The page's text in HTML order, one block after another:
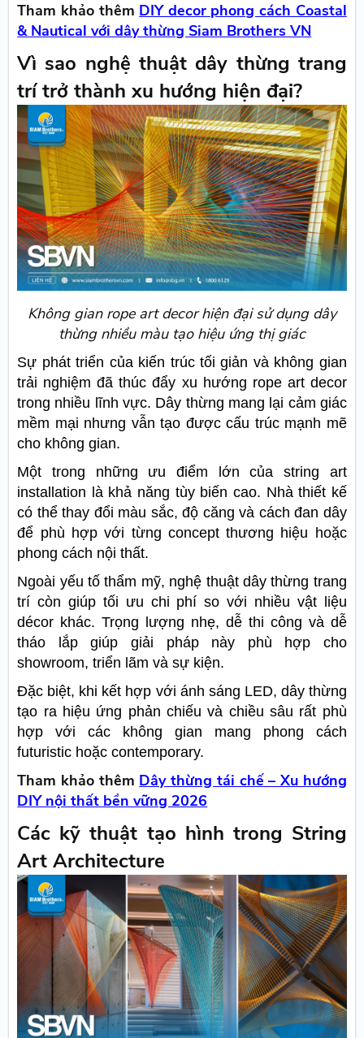
Tham khảo thêm DIY decor phong cách Coastal
& Nautical với dây thừng Siam Brothers VN
Vì sao nghệ thuật dây thừng trang
trí trở thành xu hướng hiện đại?
Không gian rope art decor hiện đại sử dụng dây
thừng nhiều màu tạo hiệu ứng thị giác
Sự phát triển của kiến trúc tối giản và không gian
trải nghiệm đã thúc đẩy xu hướng rope art decor
trong nhiều lĩnh vực. Dây thừng mang lại cảm giác
mềm mại nhưng vẫn tạo được cấu trúc mạnh mẽ
cho không gian.
Một trong những ưu điểm lớn của string art
installation là khả năng tùy biến cao. Nhà thiết kế
có thể thay đổi màu sắc, độ căng và cách đan dây
để phù hợp với từng concept thương hiệu hoặc
phong cách nội thất.
Ngoài yếu tố thẩm mỹ, nghệ thuật dây thừng trang
trí còn giúp tối ưu chi phí so với nhiều vật liệu
décor khác. Trọng lượng nhẹ, dễ thi công và dễ
tháo lắp giúp giải pháp này phù hợp cho
showroom, triển lãm và sự kiện.
Đặc biệt, khi kết hợp với ánh sáng LED, dây thừng
tạo ra hiệu ứng phản chiếu và chiều sâu rất phù
hợp với các không gian mang phong cách
futuristic hoặc contemporary.
Tham khảo thêm Dây thừng tái chế – Xu hướng
DIY nội thất bền vững 2026
Các kỹ thuật tạo hình trong String
Art Architecture